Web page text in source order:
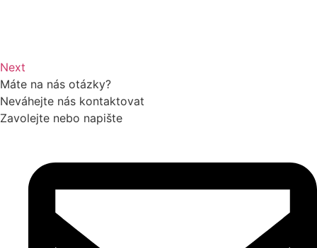
Next
Máte na nás otázky?
Neváhejte nás kontaktovat
Zavolejte nebo napište